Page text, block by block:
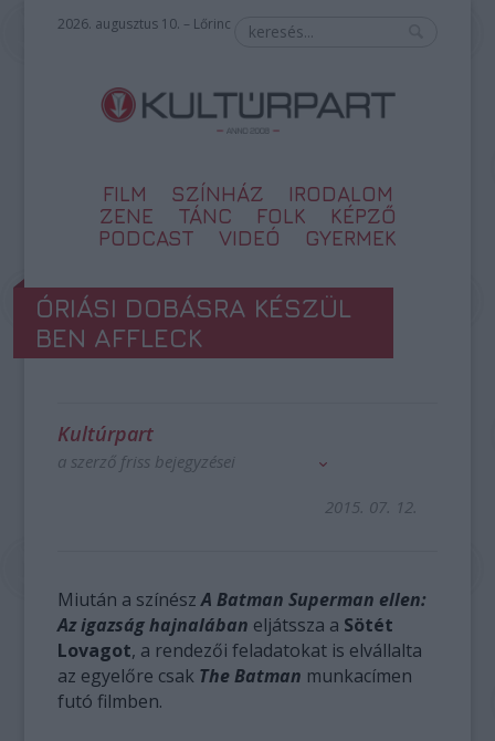
2026. augusztus 10. – Lőrinc
FILM SZÍNHÁZ
IRODALOM
ZENE
TÁNC FOLK
KÉPZŐ
PODCAST
VIDEÓ GYERMEK
ÓRIÁSI DOBÁSRA KÉSZÜL
BEN AFFLECK
Kultúrpart
a szerző friss bejegyzései
2015. 07. 12.
Miután a színész A Batman Superman ellen:
Az igazság hajnalában eljátssza a Sötét
Lovagot, a rendezői feladatokat is elvállalta
az egyelőre csak The Batman munkacímen
futó filmben.